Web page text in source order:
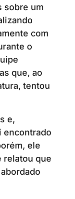
sobre um
com
o
que, ao
tentou
e,
encontrado
ele
relatou que